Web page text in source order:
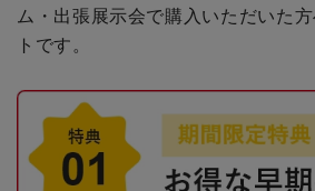
ム・出張展示会で購入いただいた
トです。